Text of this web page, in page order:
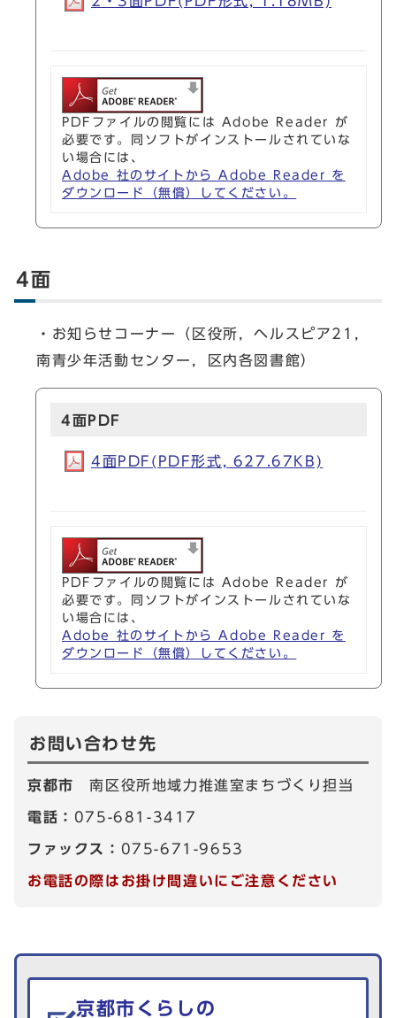
PDFファイルの閲覧には Adobe Reader が
必要です。同ソフトがインストールされていな
い場合には、
Adobe 社のサイトから Adobe Reader を
ダウンロード（無償）してください。
4面
・お知らせコーナー（区役所，ヘルスピア21，
南青少年活動センター，区内各図書館）
4面PDF
4面PDF(PDF形式, 627.67KB)
PDFファイルの閲覧には Adobe Reader が
必要です。同ソフトがインストールされていな
い場合には、
Adobe 社のサイトから Adobe Reader を
ダウンロード（無償）してください。
お問い合わせ先
京都市南区役所地域力推進室まちづくり担当
電話： 075-681-3417
ファックス： 075-671-9653
お電話の際はお掛け間違いにご注意ください
生活情報を探す
京都市くらしの